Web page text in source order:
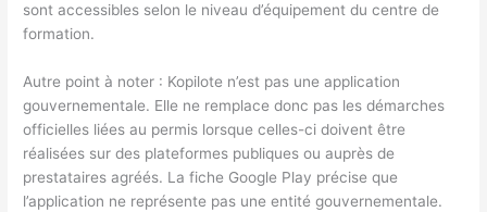
sont accessibles selon le niveau d’équipement du centre de
formation.
Autre point à noter : Kopilote n’est pas une application
gouvernementale. Elle ne remplace donc pas les démarches
officielles liées au permis lorsque celles-ci doivent être
réalisées sur des plateformes publiques ou auprès de
prestataires agréés. La fiche Google Play précise que
l’application ne représente pas une entité gouvernementale.